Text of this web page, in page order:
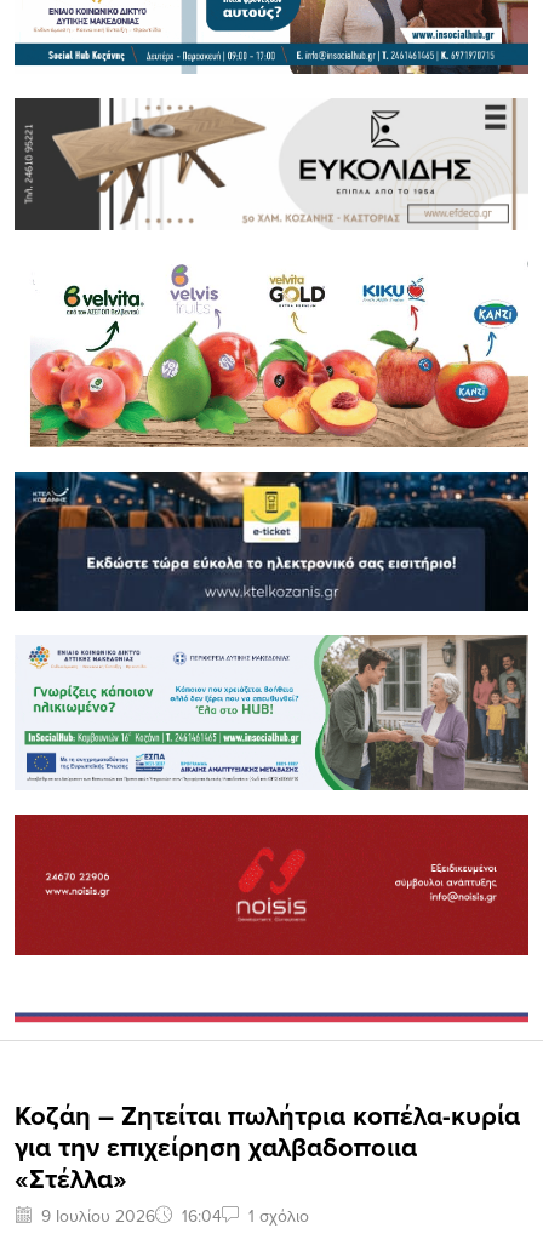
Κοζάη – Ζητείται πωλήτρια κοπέλα-κυρία
για την επιχείρηση χαλβαδοποιια
«Στέλλα»
9 Ιουλίου 2026 16:04 1 σχόλιο